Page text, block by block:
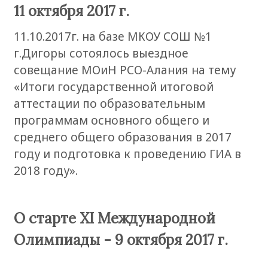
11 октября 2017 г.
11.10.2017г. на базе МКОУ СОШ №1
г.Дигоры сотоялось выездное
совещание МОиН РСО-Алания на тему
«Итоги государственной итоговой
аттестации по образовательным
программам основного общего и
среднего общего образования в 2017
году и подготовка к проведению ГИА в
2018 году».
O старте XI Международной
Олимпиады - 9 октября 2017 г.